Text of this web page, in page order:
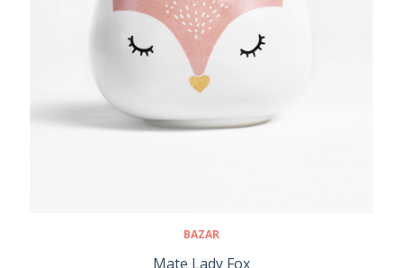
BAZAR
Mate Lady Fox